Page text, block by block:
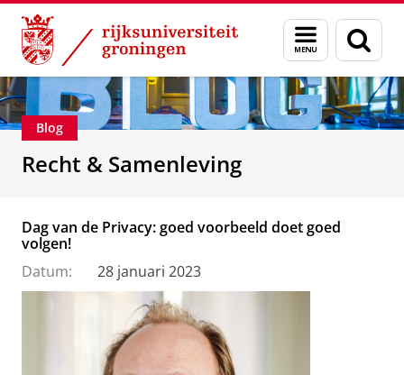
Skip
Content
Skip
Navigation
Menu
en
zoeken
Over ons Recht & Samenleving
Blog
Recht & Samenleving
Dag van de Privacy: goed voorbeeld doet goed
volgen!
Datum:
28 januari 2023